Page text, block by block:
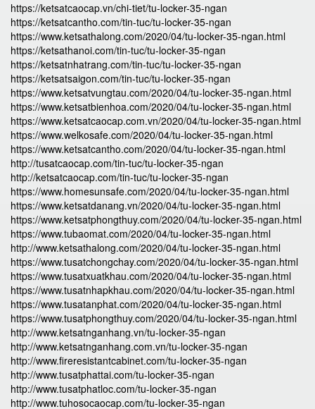
https://ketsatcaocap.vn/chi-tiet/tu-locker-35-ngan
https://ketsatcantho.com/tin-tuc/tu-locker-35-ngan
https://www.ketsathalong.com/2020/04/tu-locker-35-ngan.html
https://ketsathanoi.com/tin-tuc/tu-locker-35-ngan
https://ketsatnhatrang.com/tin-tuc/tu-locker-35-ngan
https://ketsatsaigon.com/tin-tuc/tu-locker-35-ngan
https://www.ketsatvungtau.com/2020/04/tu-locker-35-ngan.html
https://www.ketsatbienhoa.com/2020/04/tu-locker-35-ngan.html
https://www.ketsatcaocap.com.vn/2020/04/tu-locker-35-ngan.html
https://www.welkosafe.com/2020/04/tu-locker-35-ngan.html
https://www.ketsatcantho.com/2020/04/tu-locker-35-ngan.html
http://tusatcaocap.com/tin-tuc/tu-locker-35-ngan
http://ketsatcaocap.com/tin-tuc/tu-locker-35-ngan
https://www.homesunsafe.com/2020/04/tu-locker-35-ngan.html
https://www.ketsatdanang.vn/2020/04/tu-locker-35-ngan.html
https://www.ketsatphongthuy.com/2020/04/tu-locker-35-ngan.html
https://www.tubaomat.com/2020/04/tu-locker-35-ngan.html
http://www.ketsathalong.com/2020/04/tu-locker-35-ngan.html
https://www.tusatchongchay.com/2020/04/tu-locker-35-ngan.html
https://www.tusatxuatkhau.com/2020/04/tu-locker-35-ngan.html
https://www.tusatnhapkhau.com/2020/04/tu-locker-35-ngan.html
https://www.tusatanphat.com/2020/04/tu-locker-35-ngan.html
https://www.tusatphongthuy.com/2020/04/tu-locker-35-ngan.html
http://www.ketsatnganhang.vn/tu-locker-35-ngan
http://www.ketsatnganhang.com.vn/tu-locker-35-ngan
http://www.fireresistantcabinet.com/tu-locker-35-ngan
http://www.tusatphattai.com/tu-locker-35-ngan
http://www.tusatphatloc.com/tu-locker-35-ngan
http://www.tuhosocaocap.com/tu-locker-35-ngan